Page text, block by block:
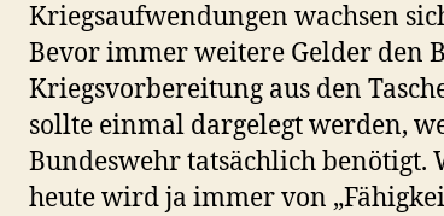
Kriegsaufwendungen wachsen
Bevor immer weitere Gelder den
Kriegsvorbereitung aus den
sollte einmal dargelegt werden,
Bundeswehr tatsächlich benötigt.
heute wird ja immer von